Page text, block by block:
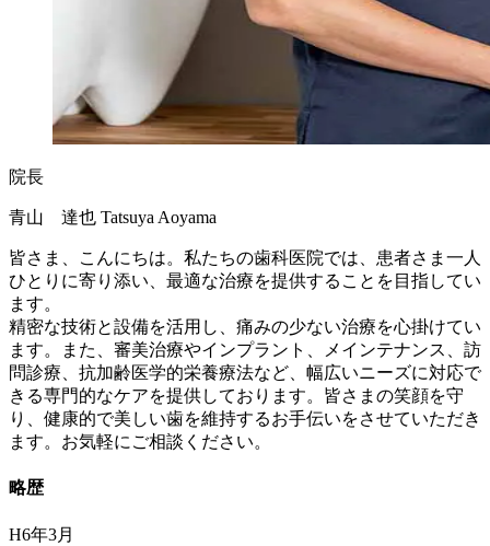
院長
青山 達也 Tatsuya Aoyama
皆さま、こんにちは。私たちの歯科医院では、患者さま一人
ひとりに寄り添い、最適な治療を提供することを目指してい
ます。
精密な技術と設備を活用し、痛みの少ない治療を心掛けてい
ます。また、審美治療やインプラント、メインテナンス、訪
問診療、抗加齢医学的栄養療法など、幅広いニーズに対応で
きる専門的なケアを提供しております。皆さまの笑顔を守
り、健康的で美しい歯を維持するお手伝いをさせていただき
ます。お気軽にご相談ください。
略歴
H6年3月